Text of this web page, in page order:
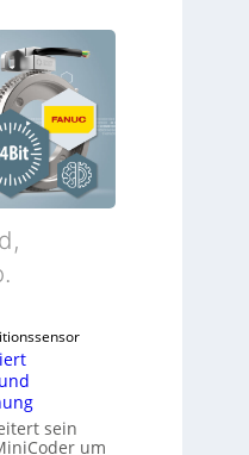
sein
um